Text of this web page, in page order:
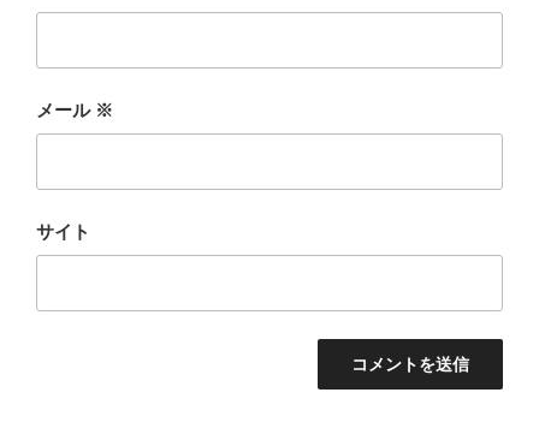
メール ※
サイト